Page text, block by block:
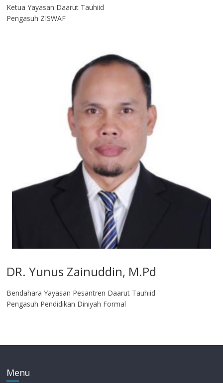
Ketua Yayasan Daarut Tauhiid
Pengasuh ZISWAF
DR. Yunus Zainuddin, M.Pd
Bendahara Yayasan Pesantren Daarut Tauhiid
Pengasuh Pendidikan Diniyah Formal
Menu